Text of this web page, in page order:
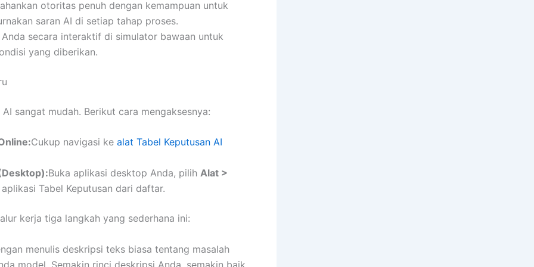
otoritas penuh dengan kemampuan untuk
saran AI di setiap tahap proses.
secara interaktif di simulator bawaan untuk
yang diberikan.
sangat mudah. Berikut cara mengaksesnya:
Cukup navigasi ke alat Tabel Keputusan AI
Buka aplikasi desktop Anda, pilih Alat >
Tabel Keputusan dari daftar.
kerja tiga langkah yang sederhana ini:
menulis deskripsi teks biasa tentang masalah
model. Semakin rinci deskripsi Anda, semakin baik